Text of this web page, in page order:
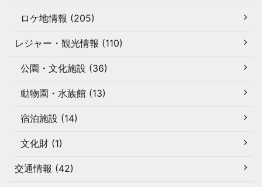
ロケ地情報 (205)
レジャー・観光情報 (110)
公園・文化施設 (36)
動物園・水族館 (13)
宿泊施設 (14)
文化財 (1)
交通情報 (42)